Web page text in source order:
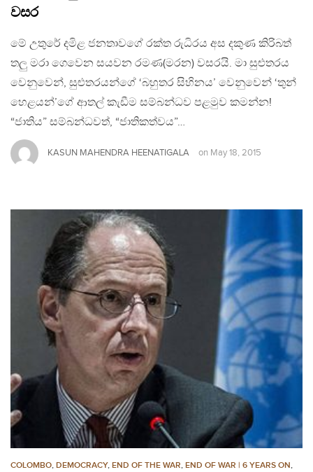
වසර
මේ උතුරේ දමිළ ජනතාවගේ රක්ත රුධිරය අස දකුණ කිරිබත්
තලු මරා ගෙවෙන සයවන රමණ(මරන) වසරයි. මා සුළුතරය
වෙනුවෙන්, සුළුතරයන්ගේ ‘බහුතර සිහිනය’ වෙනුවෙන් ‘තුන්
හෙළයන්’ගේ ආතල් කැඩීම සම්බන්ධව පළමුව කමන්න!
“ජාතිය” සම්බන්ධවත්, “ජාතිකත්වය”…
KASUN MAHENDRA HEENATIGALA on May 18, 2015
COLOMBO, DEMOCRACY, END OF THE WAR, END OF WAR | 6 YEARS ON,